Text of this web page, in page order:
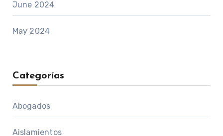
June 2024
May 2024
Categorías
Abogados
Aislamientos